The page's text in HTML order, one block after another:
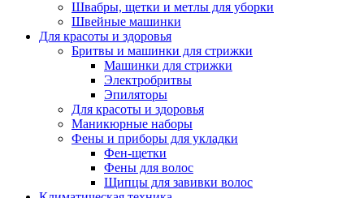
Швабры, щетки и метлы для уборки
Швейные машинки
Для красоты и здоровья
Бритвы и машинки для стрижки
Машинки для стрижки
Электробритвы
Эпиляторы
Для красоты и здоровья
Маникюрные наборы
Фены и приборы для укладки
Фен-щетки
Фены для волос
Щипцы для завивки волос